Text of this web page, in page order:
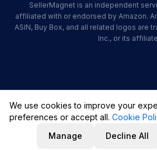
We use cookies to improve your
preferences or accept all. Cookie
Manage
Decline All
SellerMagnet is an independent
affiliated with or endorsed by Amazon.
ASIN, Buy Box, and all related logos are
Inc., or its